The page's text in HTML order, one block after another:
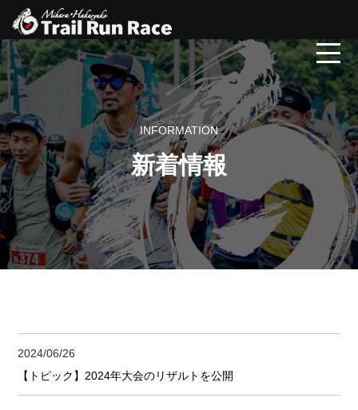
INFORMATION
新着情報
2024/06/26
【トピック】2024年大会のリザルトを公開